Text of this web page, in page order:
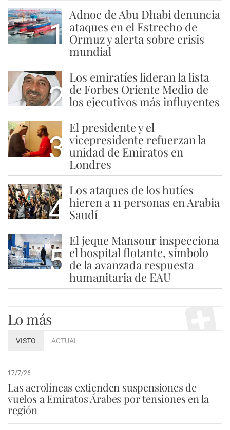
1
Adnoc de Abu Dhabi denuncia
ataques en el Estrecho de
Ormuz y alerta sobre crisis
mundial
2
Los emiratíes lideran la lista
de Forbes Oriente Medio de
los ejecutivos más influyentes
3
El presidente y el
vicepresidente refuerzan la
unidad de Emiratos en
Londres
4
Los ataques de los hutíes
hieren a 11 personas en Arabia
Saudí
5
El jeque Mansour inspecciona
el hospital flotante, símbolo
de la avanzada respuesta
humanitaria de EAU
Lo más
VISTO ACTUAL
17/7/26
Las aerolíneas extienden suspensiones de
vuelos a Emiratos Árabes por tensiones en la
región